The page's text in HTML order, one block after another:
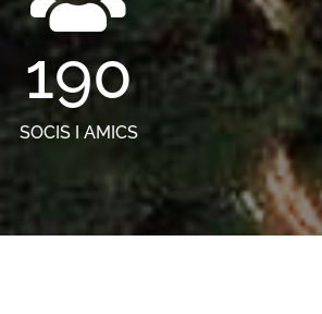
190
SOCIS I AMICS